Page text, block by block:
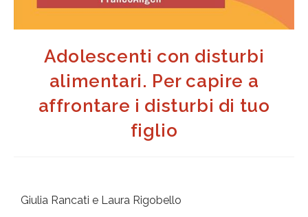
Adolescenti con disturbi
alimentari. Per capire a
affrontare i disturbi di tuo
figlio
Giulia Rancati e Laura Rigobello